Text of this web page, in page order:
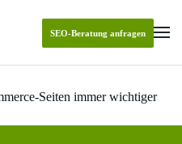
SEO-Beratung anfragen
Seiten immer wichtiger